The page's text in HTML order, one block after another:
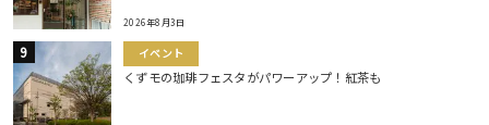
2026年8月3日
イベント
くずモの珈琲フェスタがパワーアップ！紅茶も